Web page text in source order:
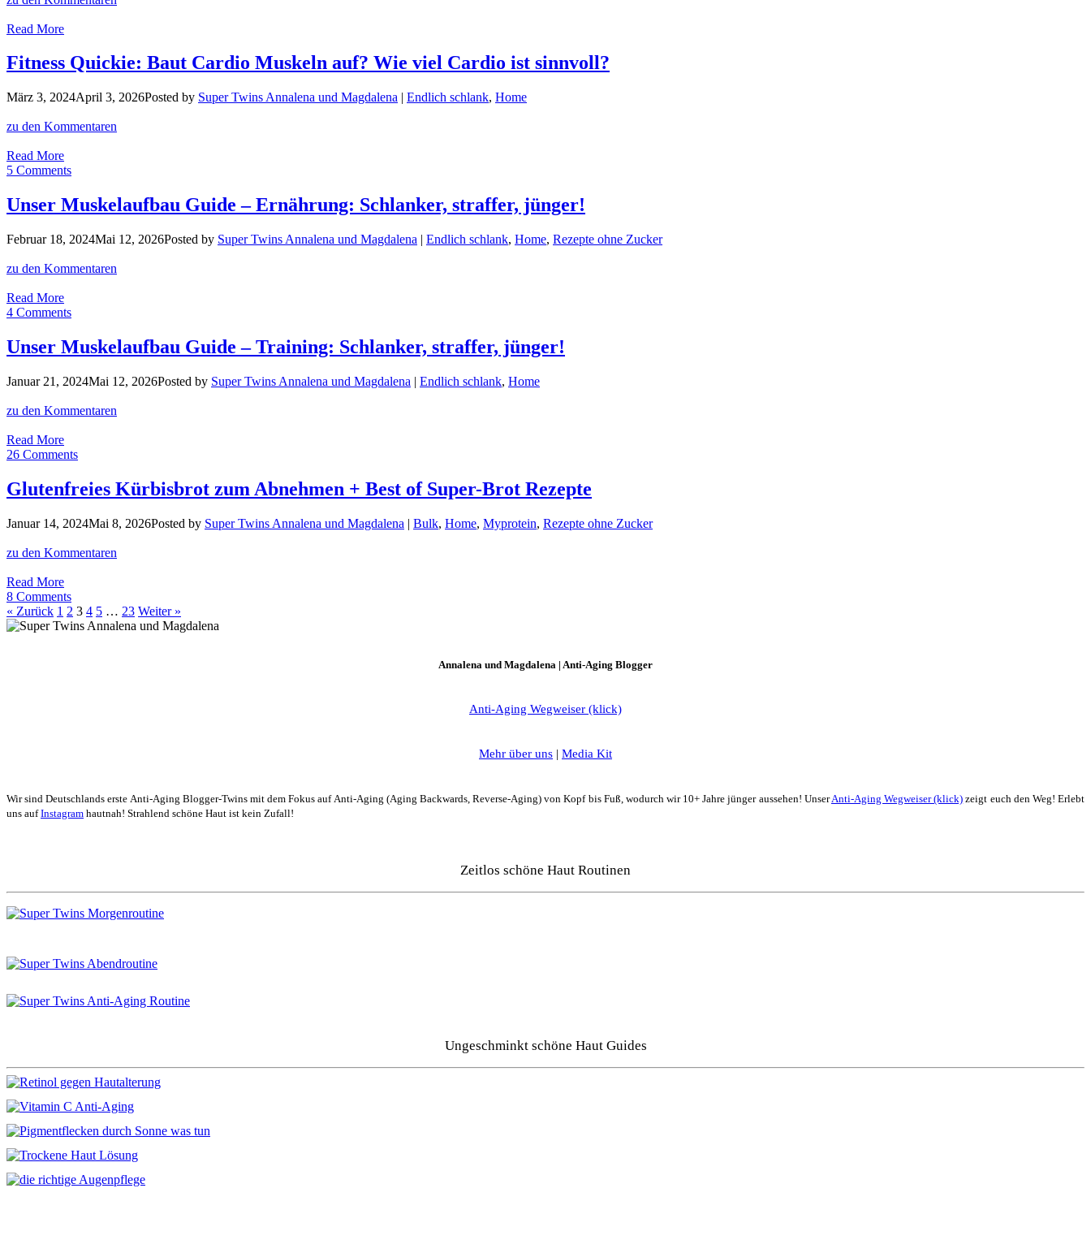
wirklich?
Read MoreGlutenfreie
Süßer
Karottenkuchen
Haferflocken
Walnüssen
Fitness Quickie: Baut Cardio Muskeln auf? Wie viel Cardio ist sinnvoll?
März 3, 2024April 3, 2026Posted by Super Twins Annalena und Magdalena | Endlich schlank, Home
zu den Kommentaren
Read MoreFitness
Quickie:
Cardio
Muskeln
Wie
Cardio
sinnvoll?
5 Comments
Unser Muskelaufbau Guide – Ernährung: Schlanker, straffer, jünger!
Februar 18, 2024Mai 12, 2026Posted by Super Twins Annalena und Magdalena | Endlich schlank, Home, Rezepte ohne Zucker
zu den Kommentaren
Read MoreUnser
Muskelaufbau
–
Ernährung:
straffer,
4 Comments
Unser Muskelaufbau Guide – Training: Schlanker, straffer, jünger!
Januar 21, 2024Mai 12, 2026Posted by Super Twins Annalena und Magdalena | Endlich schlank, Home
zu den Kommentaren
Read MoreUnser
Muskelaufbau
–
Training:
straffer,
26 Comments
Glutenfreies Kürbisbrot zum Abnehmen + Best of Super-Brot Rezepte
Januar 14, 2024Mai 8, 2026Posted by Super Twins Annalena und Magdalena | Bulk, Home, Myprotein, Rezepte ohne Zucker
zu den Kommentaren
Read MoreGlutenfreies
Kürbisbrot
zum
Abnehmen
8 Comments
« Zurück 1 2 3 4 5 … 23 Weiter »
Annalena und Magdalena | Anti-Aging Blogger
Anti-Aging Wegweiser (klick)
Mehr über uns | Media Kit
Wir sind Deutschlands erste Anti-Aging Blogger-Twins mit dem Fokus auf Anti-Aging (Aging Backwards, Reverse-Aging) von Kopf bis Fuß, wodurch wir 10+ Jahre jünger aussehen! UnserAnti-Aging Wegweiser (klick) zeigt euch den Weg! Erlebt
uns aufInstagram hautnah! Strahlend schöne Haut ist kein Zufall!
Zeitlos schöne Haut Routinen
Ungeschminkt schöne Haut Guides